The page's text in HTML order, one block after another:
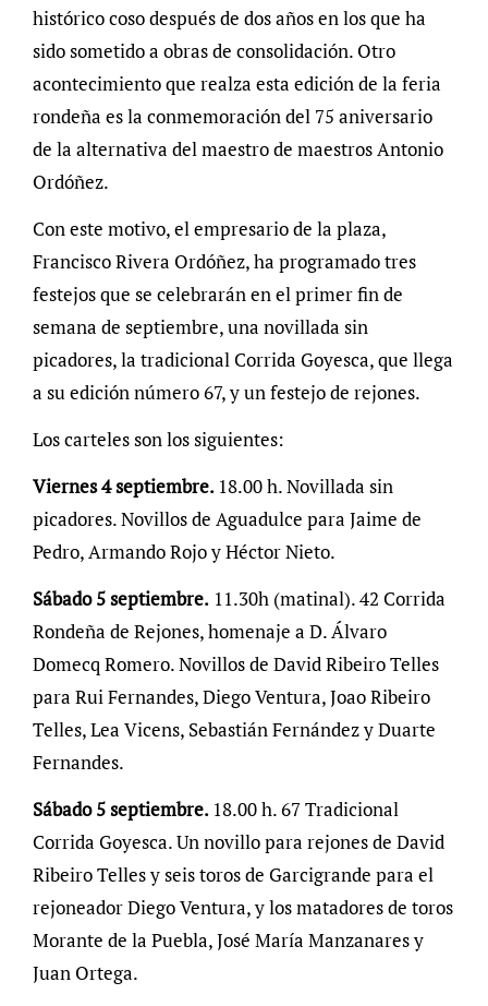
histórico coso después de dos años en los que ha
sido sometido a obras de consolidación. Otro
acontecimiento que realza esta edición de la feria
rondeña es la conmemoración del 75 aniversario
de la alternativa del maestro de maestros Antonio
Ordóñez.
Con este motivo, el empresario de la plaza,
Francisco Rivera Ordóñez, ha programado tres
festejos que se celebrarán en el primer fin de
semana de septiembre, una novillada sin
picadores, la tradicional Corrida Goyesca, que llega
a su edición número 67, y un festejo de rejones.
Los carteles son los siguientes:
Viernes 4 septiembre. 18.00 h. Novillada sin
picadores. Novillos de Aguadulce para Jaime de
Pedro, Armando Rojo y Héctor Nieto.
Sábado 5 septiembre.11.30h (matinal). 42 Corrida
Rondeña de Rejones, homenaje a D. Álvaro
Domecq Romero. Novillos de David Ribeiro Telles
para Rui Fernandes, Diego Ventura, Joao Ribeiro
Telles, Lea Vicens, Sebastián Fernández y Duarte
Fernandes.
Sábado 5 septiembre. 18.00 h. 67 Tradicional
Corrida Goyesca. Un novillo para rejones de David
Ribeiro Telles y seis toros de Garcigrande para el
rejoneador Diego Ventura, y los matadores de toros
Morante de la Puebla, José María Manzanares y
Juan Ortega.